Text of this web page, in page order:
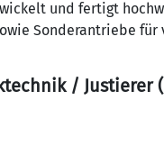
und fertigt
Sonderantriebe
/ Justierer